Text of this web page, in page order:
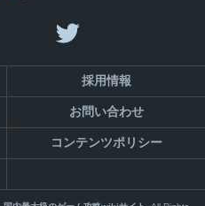
採用情報
お問い合わせ
コンテンツポリシー